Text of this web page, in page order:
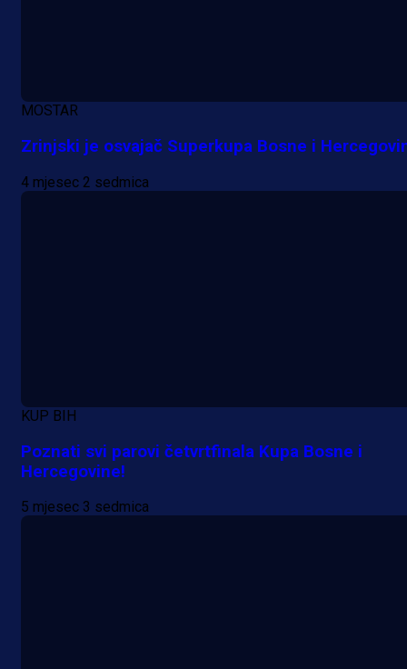
MOSTAR
Zrinjski je osvajač Superkupa Bosne i
4 mjesec 2 sedmica
KUP BIH
Poznati svi parovi četvrtfinala Kupa Bosne i
Hercegovine!
5 mjesec 3 sedmica